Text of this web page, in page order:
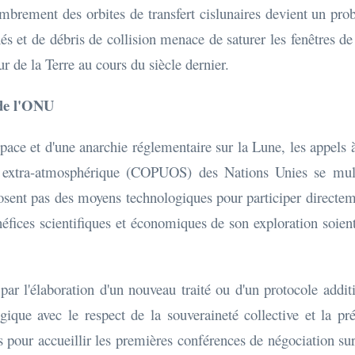
des orbites de transfert cislunaires devient un
et de débris de collision menace de saturer les fenêtres
de la Terre au cours du siècle dernier.
l'ONU
et d'une anarchie réglementaire sur la Lune, les
atmosphérique (COPUOS) des Nations Unies se
pas des moyens technologiques pour participer
scientifiques et économiques de son exploration
l'élaboration d'un nouveau traité ou d'un protocole
avec le respect de la souveraineté collective et la
accueillir les premières conférences de négociation